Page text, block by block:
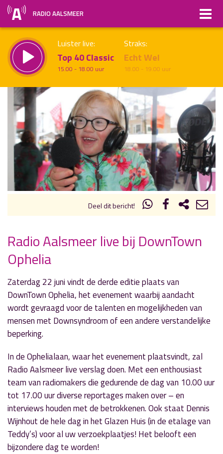
RADIO AALSMEER
Luister live:
Top 40 Classic
15.00 - 18.00 uur
Straks:
Echt Wel
18.00 - 19.00 uur
Vorig uur uur 1 van x Volgend uur
Inklappen
Deel dit bericht!
« Vorig nieuwsbericht
Schoolvoetbal en DownTown Ophelia bij 'Let's
Go'
17 juni 2019
» Volgend nieuwsbericht
'Jan en Jansen Live' vanuit Hoofddorp
17 juni 2019
Radio Aalsmeer live bij DownTown
Ophelia
Zaterdag 22 juni vindt de derde editie plaats van
DownTown Ophelia, het evenement waarbij aandacht
wordt gevraagd voor de talenten en mogelijkheden van
mensen met Downsyndroom of een andere verstandelijke
beperking.
In de Ophelialaan, waar het evenement plaatsvindt, zal
Radio Aalsmeer live verslag doen. Met een enthousiast
team van radiomakers die gedurende de dag van 10.00 uur
tot 17.00 uur diverse reportages maken over – en
interviews houden met de betrokkenen. Ook staat Dennis
Wijnhout de hele dag in het Glazen Huis (in de etalage van
Teddy’s) voor al uw verzoekplaatjes! Het belooft een
bijzondere dag te worden!